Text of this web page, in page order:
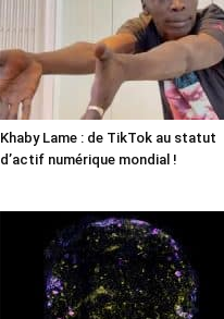
Khaby Lame : de TikTok au statut
d’actif numérique mondial !